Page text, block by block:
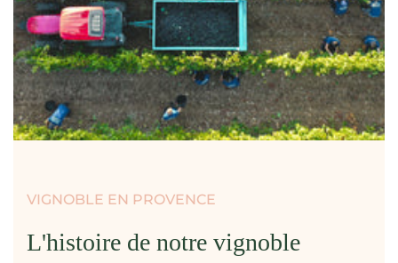
VIGNOBLE EN PROVENCE
L'histoire de notre vignoble